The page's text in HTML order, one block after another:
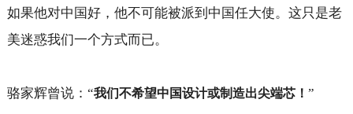
如果他对中国好，他不可能被派到中国任大使。这只是老
美迷惑我们一个方式而已。
骆家辉曾说：“我们不希望中国设计或制造出尖端芯！ ”